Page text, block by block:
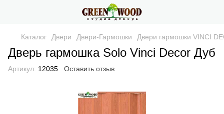
Каталог Двери Двери-Гармошки Двери гармошки VINCI
Дверь гармошка Solo Vinci Decor Дуб
Артикул: 12035 Оставить отзыв